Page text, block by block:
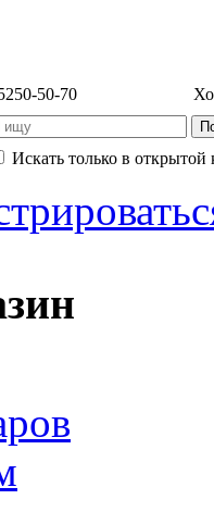
50-50-70
Искать только в открытой